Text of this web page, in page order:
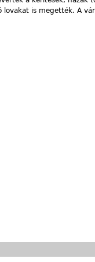
is megették. A